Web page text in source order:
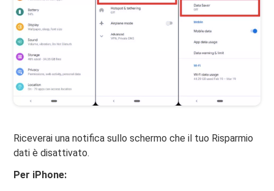
Riceverai una notifica sullo schermo che il tuo Risparmio
dati è disattivato.
Per iPhone: